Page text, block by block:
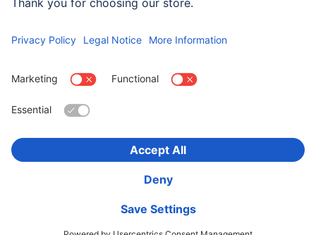
Wybierz kraj
Bezpieczeństwo i ochrona danych
Deklaracje zgodności
Deklaracja dostępności
Product Recalls